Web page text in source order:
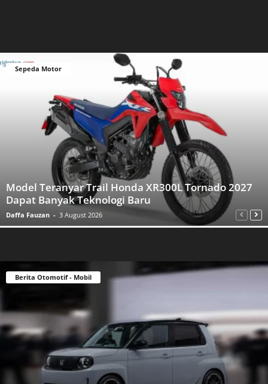
Sepeda Motor
Model Teranyar Trail Honda XR300L Tornado 2027
Dapat Banyak Teknologi Baru
Daffa Fauzan - 3 August 2026
Berita Otomotif - Mobil